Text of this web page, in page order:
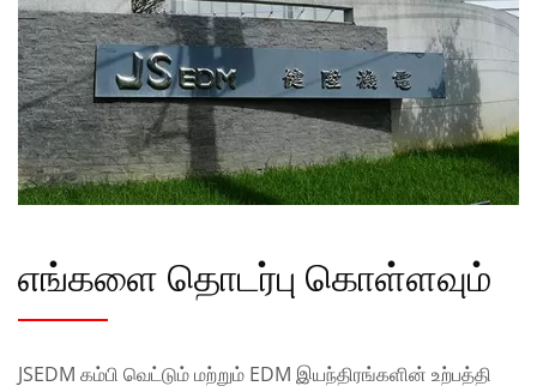
எங்களை தொடர்பு கொள்ளவும்
JSEDM கம்பி வெட்டும் மற்றும் EDM இயந்திரங்களின் உற்பத்தி